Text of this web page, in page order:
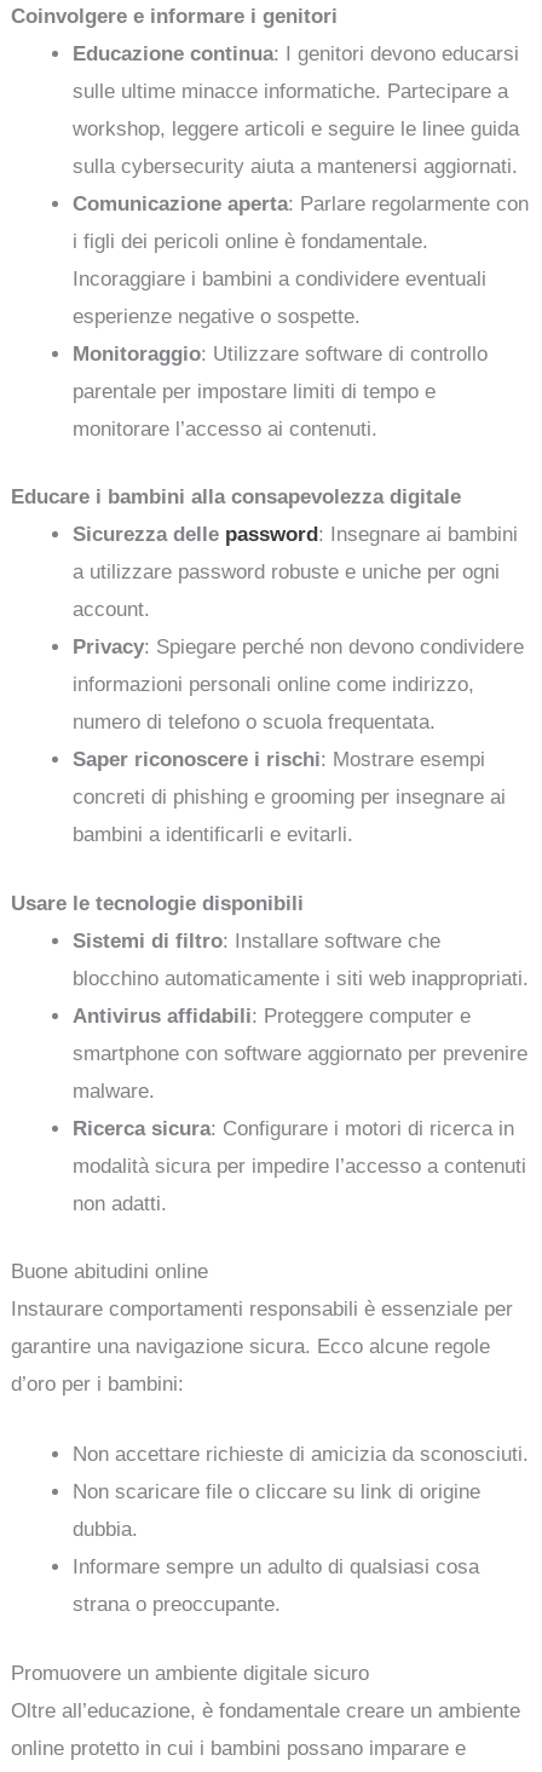
Coinvolgere e informare i genitori
Educazione continua: I genitori devono educarsi
sulle ultime minacce informatiche. Partecipare a
workshop, leggere articoli e seguire le linee guida
sulla cybersecurity aiuta a mantenersi aggiornati.
Comunicazione aperta: Parlare regolarmente con
i figli dei pericoli online è fondamentale.
Incoraggiare i bambini a condividere eventuali
esperienze negative o sospette.
Monitoraggio: Utilizzare software di controllo
parentale per impostare limiti di tempo e
monitorare l’accesso ai contenuti.
Educare i bambini alla consapevolezza digitale
Sicurezza delle password: Insegnare ai bambini
a utilizzare password robuste e uniche per ogni
account.
Privacy: Spiegare perché non devono condividere
informazioni personali online come indirizzo,
numero di telefono o scuola frequentata.
Saper riconoscere i rischi: Mostrare esempi
concreti di phishing e grooming per insegnare ai
bambini a identificarli e evitarli.
Usare le tecnologie disponibili
Sistemi di filtro: Installare software che
blocchino automaticamente i siti web inappropriati.
Antivirus affidabili: Proteggere computer e
smartphone con software aggiornato per prevenire
malware.
Ricerca sicura: Configurare i motori di ricerca in
modalità sicura per impedire l’accesso a contenuti
non adatti.
Buone abitudini online
Instaurare comportamenti responsabili è essenziale per
garantire una navigazione sicura. Ecco alcune regole
d’oro per i bambini:
Non accettare richieste di amicizia da sconosciuti.
Non scaricare file o cliccare su link di origine
dubbia.
Informare sempre un adulto di qualsiasi cosa
strana o preoccupante.
Promuovere un ambiente digitale sicuro
Oltre all’educazione, è fondamentale creare un ambiente
online protetto in cui i bambini possano imparare e